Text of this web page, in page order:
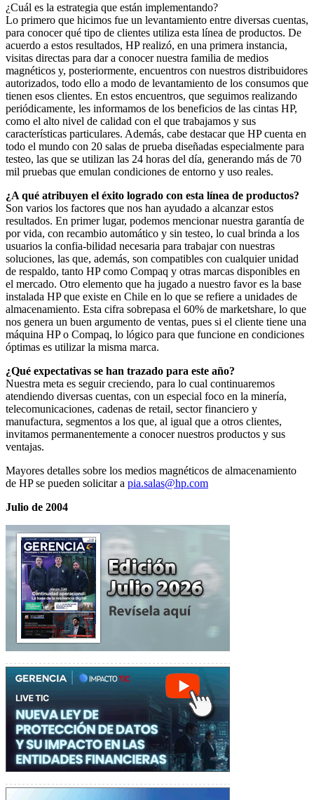
¿Cuál es la estrategia que están implementando?
Lo primero que hicimos fue un levantamiento entre diversas cuentas,
para conocer qué tipo de clientes utiliza esta línea de productos. De
acuerdo a estos resultados, HP realizó, en una primera instancia,
visitas directas para dar a conocer nuestra familia de medios
magnéticos y, posteriormente, encuentros con nuestros distribuidores
autorizados, todo ello a modo de levantamiento de los consumos que
tienen esos clientes. En estos encuentros, que seguimos realizando
periódicamente, les informamos de los beneficios de las cintas HP,
como el alto nivel de calidad con el que trabajamos y sus
características particulares. Además, cabe destacar que HP cuenta en
todo el mundo con 20 salas de prueba diseñadas especialmente para
testeo, las que se utilizan las 24 horas del día, generando más de 70
mil pruebas que emulan condiciones de entorno y uso reales.
¿A qué atribuyen el éxito logrado con esta línea de productos?
Son varios los factores que nos han ayudado a alcanzar estos
resultados. En primer lugar, podemos mencionar nuestra garantía de
por vida, con recambio automático y sin testeo, lo cual brinda a los
usuarios la confia-bilidad necesaria para trabajar con nuestras
soluciones, las que, además, son compatibles con cualquier unidad
de respaldo, tanto HP como Compaq y otras marcas disponibles en
el mercado. Otro elemento que ha jugado a nuestro favor es la base
instalada HP que existe en Chile en lo que se refiere a unidades de
almacenamiento. Esta cifra sobrepasa el 60% de marketshare, lo que
nos genera un buen argumento de ventas, pues si el cliente tiene una
máquina HP o Compaq, lo lógico para que funcione en condiciones
óptimas es utilizar la misma marca.
¿Qué expectativas se han trazado para este año?
Nuestra meta es seguir creciendo, para lo cual continuaremos
atendiendo diversas cuentas, con un especial foco en la minería,
telecomunicaciones, cadenas de retail, sector financiero y
manufactura, segmentos a los que, al igual que a otros clientes,
invitamos permanentemente a conocer nuestros productos y sus
ventajas.
Mayores detalles sobre los medios magnéticos de almacenamiento
de HP se pueden solicitar a pia.salas@hp.com
Julio de 2004